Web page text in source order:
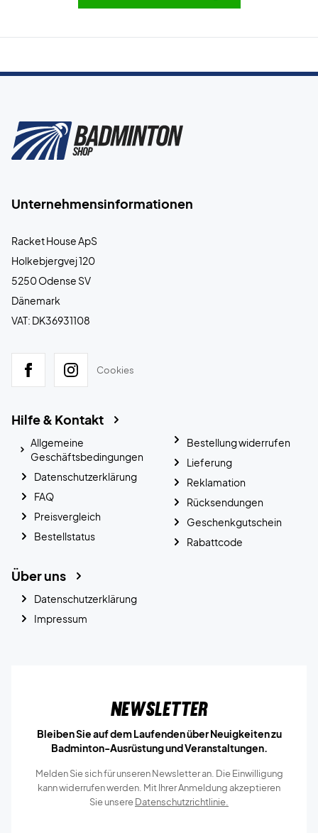
Unternehmensinformationen
Racket House ApS
Holkebjergvej 120
5250 Odense SV
Dänemark
VAT: DK36931108
Cookies
Hilfe & Kontakt
Allgemeine
Geschäftsbedingungen
Datenschutzerklärung
FAQ
Preisvergleich
Bestellstatus
Bestellung widerrufen
Lieferung
Reklamation
Rücksendungen
Geschenkgutschein
Rabattcode
Über uns
Datenschutzerklärung
Impressum
Newsletter
Bleiben Sie auf dem Laufenden über Neuigkeiten zu
Badminton-Ausrüstung und Veranstaltungen.
Melden Sie sich für unseren Newsletter an. Die Einwilligung
kann widerrufen werden. Mit Ihrer Anmeldung akzeptieren
Sie unsereDatenschutzrichtlinie.